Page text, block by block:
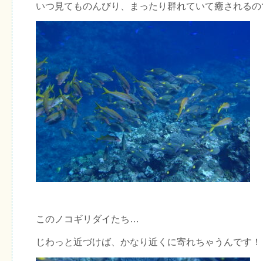
いつ見てものんびり、まったり群れていて癒される
このノコギリダイたち…
じわっと近づけば、かなり近くに寄れちゃうんです！